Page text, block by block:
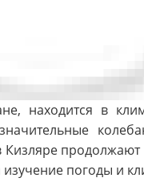
находится в
продолжают
погоды и